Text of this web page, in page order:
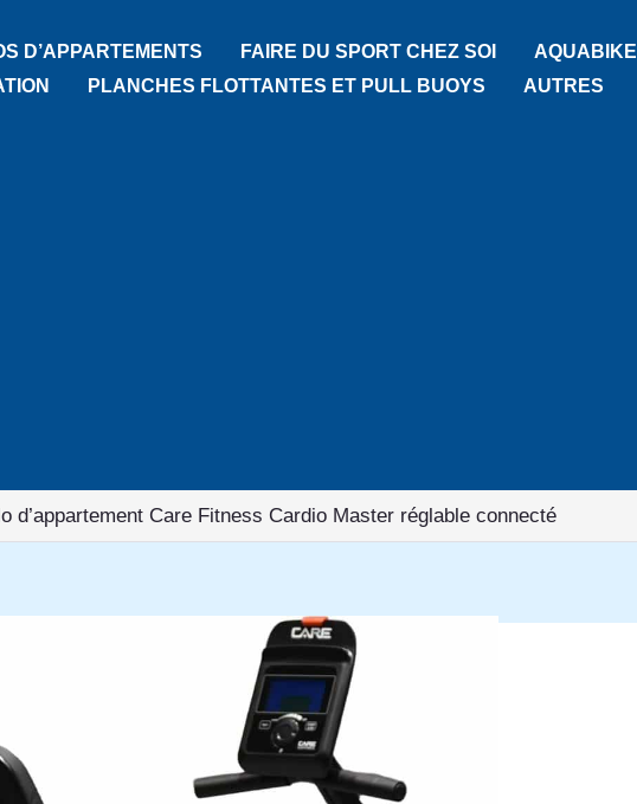
D’APPARTEMENTS FAIRE DU SPORT CHEZ SOI AQUABIKE
PLANCHES FLOTTANTES ET PULL BUOYS AUTRES
d’appartement Care Fitness Cardio Master réglable connecté